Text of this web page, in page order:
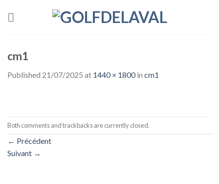
cm1
Published 21/07/2025 at 1440 × 1800in cm1
Both comments and trackbacks are currently closed.
← Précédent
Suivant →